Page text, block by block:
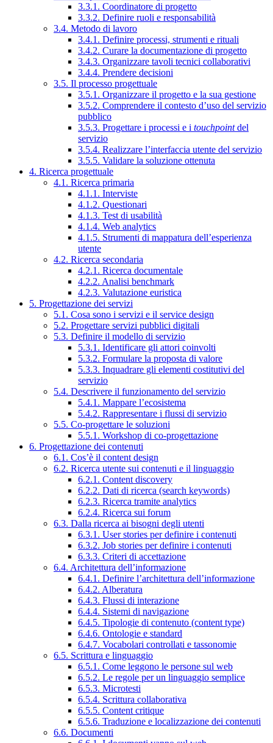
3.3.1. Coordinatore di progetto
3.3.2. Definire ruoli e responsabilità
3.4. Metodo di lavoro
3.4.1. Definire processi, strumenti e rituali
3.4.2. Curare la documentazione di progetto
3.4.3. Organizzare tavoli tecnici collaborativi
3.4.4. Prendere decisioni
3.5. Il processo progettuale
3.5.1. Organizzare il progetto e la sua gestione
3.5.2. Comprendere il contesto d’uso del servizio
pubblico
3.5.3. Progettare i processi e i touchpointdel
servizio
3.5.4. Realizzare l’interfaccia utente del servizio
3.5.5. Validare la soluzione ottenuta
4. Ricerca progettuale
4.1. Ricerca primaria
4.1.1. Interviste
4.1.2. Questionari
4.1.3. Test di usabilità
4.1.4. Web analytics
4.1.5. Strumenti di mappatura dell’esperienza
utente
4.2. Ricerca secondaria
4.2.1. Ricerca documentale
4.2.2. Analisi benchmark
4.2.3. Valutazione euristica
5. Progettazione dei servizi
5.1. Cosa sono i servizi e il service design
5.2. Progettare servizi pubblici digitali
5.3. Definire il modello di servizio
5.3.1. Identificare gli attori coinvolti
5.3.2. Formulare la proposta di valore
5.3.3. Inquadrare gli elementi costitutivi del
servizio
5.4. Descrivere il funzionamento del servizio
5.4.1. Mappare l’ecosistema
5.4.2. Rappresentare i flussi di servizio
5.5. Co-progettare le soluzioni
5.5.1. Workshop di co-progettazione
6. Progettazione dei contenuti
6.1. Cos’è il content design
6.2. Ricerca utente sui contenuti e il linguaggio
6.2.1. Content discovery
6.2.2. Dati di ricerca (search keywords)
6.2.3. Ricerca tramite analytics
6.2.4. Ricerca sui forum
6.3. Dalla ricerca ai bisogni degli utenti
6.3.1. User stories per definire i contenuti
6.3.2. Job stories per definire i contenuti
6.3.3. Criteri di accettazione
6.4. Architettura dell’informazione
6.4.1. Definire l’architettura dell’informazione
6.4.2. Alberatura
6.4.3. Flussi di interazione
6.4.4. Sistemi di navigazione
6.4.5. Tipologie di contenuto (content type)
6.4.6. Ontologie e standard
6.4.7. Vocabolari controllati e tassonomie
6.5. Scrittura e linguaggio
6.5.1. Come leggono le persone sul web
6.5.2. Le regole per un linguaggio semplice
6.5.3. Microtesti
6.5.4. Scrittura collaborativa
6.5.5. Content critique
6.5.6. Traduzione e localizzazione dei contenuti
6.6. Documenti